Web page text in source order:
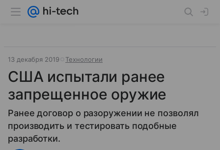
13 декабря 2019 Технологии
США испытали ранее
запрещенное оружие
Ранее договор о разоружении не позволял
производить и тестировать подобные
разработки.